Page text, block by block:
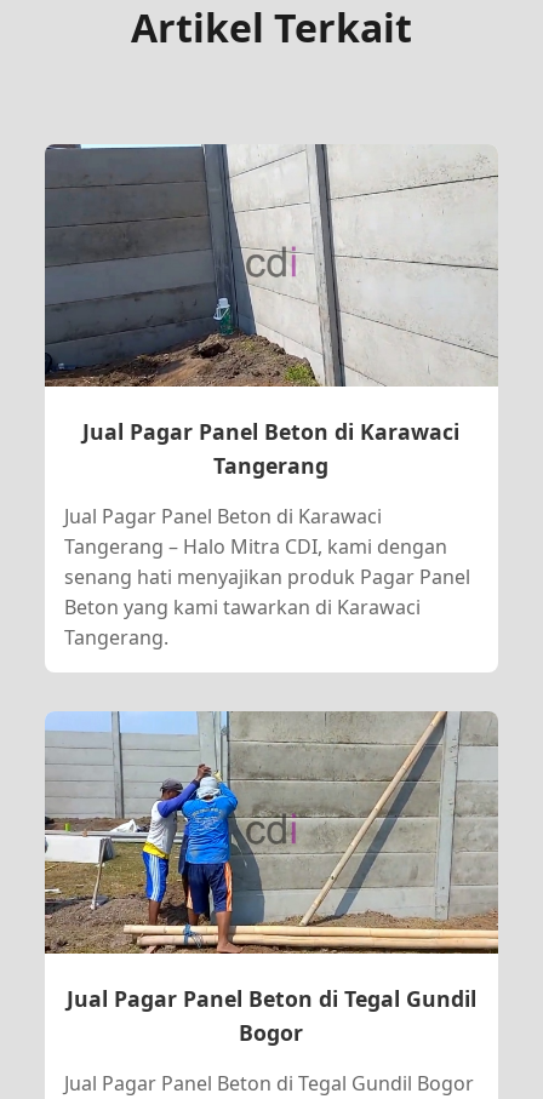
Artikel Terkait
Jual Pagar Panel Beton di Karawaci
Tangerang
Jual Pagar Panel Beton di Karawaci
Tangerang – Halo Mitra CDI, kami dengan
senang hati menyajikan produk Pagar Panel
Beton yang kami tawarkan di Karawaci
Tangerang.
Jual Pagar Panel Beton di Tegal Gundil
Bogor
Jual Pagar Panel Beton di Tegal Gundil Bogor